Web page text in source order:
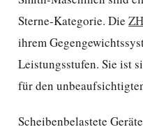
Sterne-Kategorie. Die
ihrem
Leistungsstufen. Sie ist
für den
Scheibenbelastete